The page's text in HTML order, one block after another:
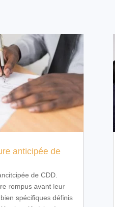
anticipée de
de CDD.
rompus avant leur
spécifiques définis